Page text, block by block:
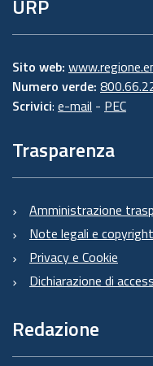
URP
Sito web:
Numero verde:
Scrivici: e-mail - PEC
Trasparenza
Amministrazione
Note legali e copyright
Privacy e Cookie
Dichiarazione di
Redazione